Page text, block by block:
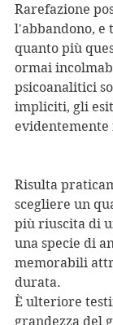
Rarefazione
l'abbandono, e
quanto più
ormai
psicoanalitici
impliciti, gli
Risulta
scegliere un
più riuscita di
una specie di
memorabili
durata.
È ulteriore
grandezza del